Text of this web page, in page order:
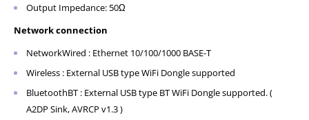
Output Impedance: 50Ω
Network connection
NetworkWired : Ethernet 10/100/1000 BASE-T
Wireless : External USB type WiFi Dongle supported
BluetoothBT : External USB type BT WiFi Dongle supported. (
A2DP Sink, AVRCP v1.3 )